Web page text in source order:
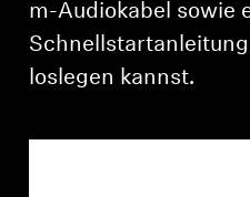
m-Audiokabel sowie
loslegen kannst.